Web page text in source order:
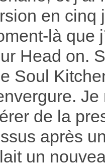
en cinq
là que
Head on.
Soul
de la
après
un